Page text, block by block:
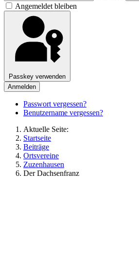
Angemeldet bleiben
Passkey verwenden
Anmelden
Passwort vergessen?
Benutzername vergessen?
Aktuelle Seite:
Startseite
Beiträge
Ortsvereine
Zuzenhausen
Der Dachsenfranz